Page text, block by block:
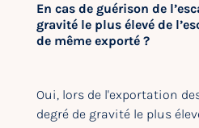
En cas de guérison de
gravité le plus élevé de
de même exporté ?
Oui, lors de l'exportation
degré de gravité le plus